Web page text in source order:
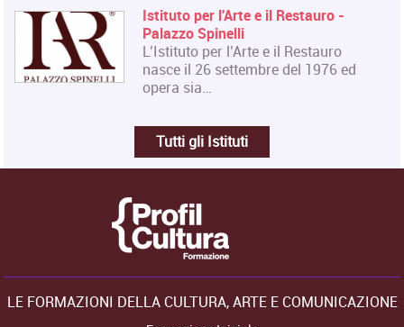
Istituto per l'Arte e il Restauro -
Palazzo Spinelli
L’Istituto per l’Arte e il Restauro
nasce il 26 settembre del 1976 ed
opera sia…
Tutti gli Istituti
LE FORMAZIONI DELLA CULTURA, ARTE E COMUNICAZIONE